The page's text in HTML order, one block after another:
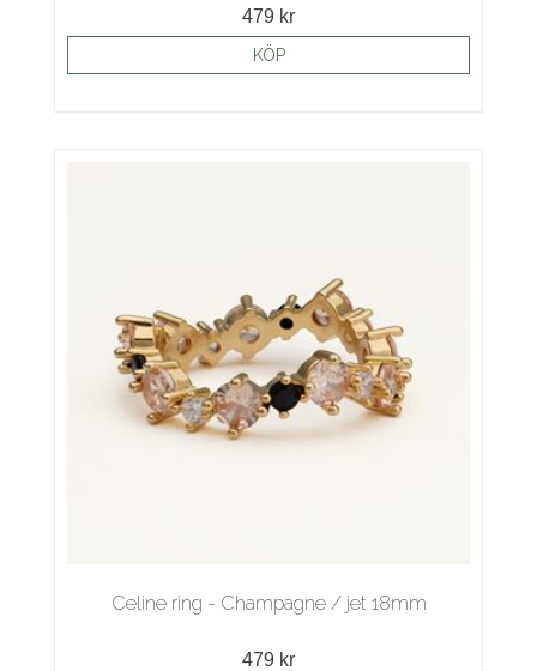
479 kr
KÖP
Celine ring - Champagne / jet 18mm
479 kr